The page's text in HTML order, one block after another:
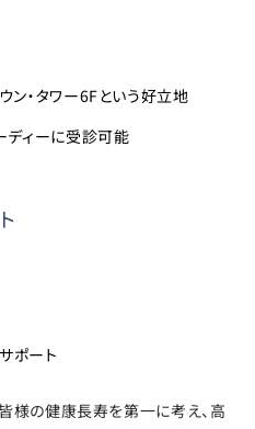
ン・タワー6Fという好立地
ディーに受診可能
ポート
様の健康長寿を第一に考え、高